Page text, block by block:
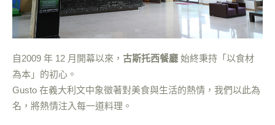
自2009 年 12 月開幕以來， 古斯托西餐廳 始終秉持「以食材
為本」的初心。
Gusto 在義大利文中象徵著對美食與生活的熱情，我們以此為
名，將熱情注入每一道料理。